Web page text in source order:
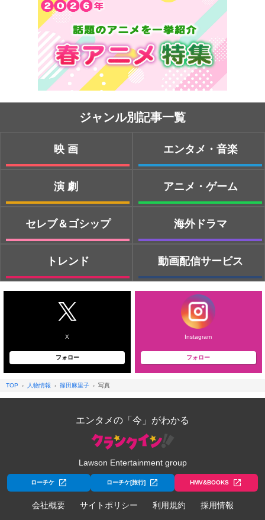
ジャンル別記事一覧
映画
演劇
セレブ＆ゴシップ
トレンド
エンタメ・音楽
アニメ・ゲーム
海外ドラマ
動画配信サービス
X
フォロー
Instagram
フォロー
TOP 人物情報 篠田麻里子 写真
エンタメの「今」がわかる
Lawson Entertainment group
ローチケ ローチケ[旅行] HMV&BOOKS
会社概要 サイトポリシー 利用規約 採用情報